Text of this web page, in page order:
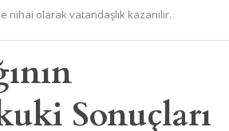
nihai olarak vatandaşlık kazanılır.
Sonuçları